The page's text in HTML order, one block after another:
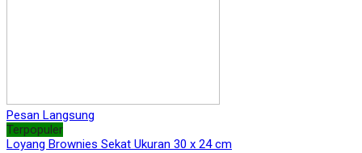
Pesan Langsung
Terpopuler
Loyang Brownies Sekat Ukuran 30 x 24 cm